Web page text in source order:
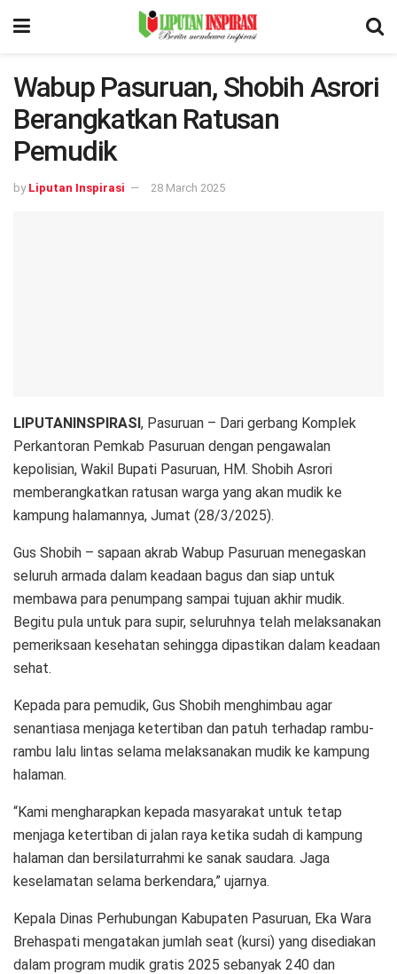
Wabup Pasuruan, Shobih Asrori
Berangkatkan Ratusan
Pemudik
by Liputan Inspirasi 28 March 2025
LIPUTANINSPIRASI, Pasuruan – Dari gerbang Komplek
Perkantoran Pemkab Pasuruan dengan pengawalan
kepolisian, Wakil Bupati Pasuruan, HM. Shobih Asrori
memberangkatkan ratusan warga yang akan mudik ke
kampung halamannya, Jumat (28/3/2025).
Gus Shobih – sapaan akrab Wabup Pasuruan menegaskan
seluruh armada dalam keadaan bagus dan siap untuk
membawa para penumpang sampai tujuan akhir mudik.
Begitu pula untuk para supir, seluruhnya telah melaksanakan
pemeriksaan kesehatan sehingga dipastikan dalam keadaan
sehat.
Kepada para pemudik, Gus Shobih menghimbau agar
senantiasa menjaga ketertiban dan patuh terhadap rambu-
rambu lalu lintas selama melaksanakan mudik ke kampung
halaman.
“Kami mengharapkan kepada masyarakat untuk tetap
menjaga ketertiban di jalan raya ketika sudah di kampung
halaman dan bersilaturrahmi ke sanak saudara. Jaga
keselamatan selama berkendara,” ujarnya.
Kepala Dinas Perhubungan Kabupaten Pasuruan, Eka Wara
Brehaspati mengatakan jumlah seat (kursi) yang disediakan
dalam program mudik gratis 2025 sebanyak 240 dan